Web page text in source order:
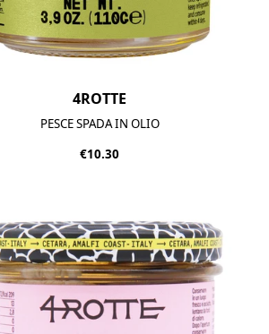
4ROTTE
PESCE SPADA IN OLIO
€10.30